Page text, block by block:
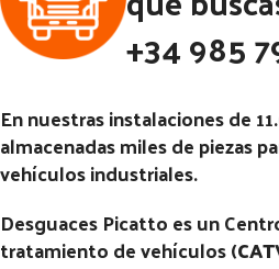
+34 985
En nuestras instalaciones de
almacenadas miles de piezas
vehículos industriales.
Desguaces Picatto es un
tratamiento de vehículos (